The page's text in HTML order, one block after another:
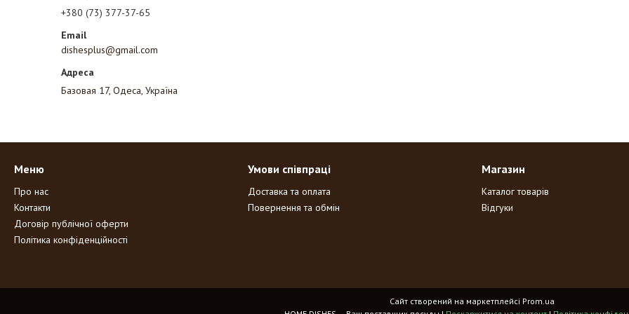
+380 (73) 377-37-65
dishesplus@gmail.com
Базовая 17, Одеса, Україна
Меню
Про нас
Контакти
Договір публічної оферти
Політика конфіденційності
Умови співпраці
Доставка та оплата
Повернення та обмін
Магазин
Каталог товарів
Відгуки
Сайт створений на маркетплейсі Prom.ua